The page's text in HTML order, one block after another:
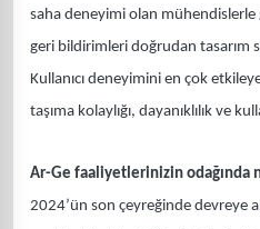
saha deneyimi olan
geri bildirimleri doğrudan tasarım
Kullanıcı deneyimini en çok
taşıma kolaylığı, dayanıklılık ve
Ar-Ge faaliyetlerinizin odağında
2024’ün son çeyreğinde devreye